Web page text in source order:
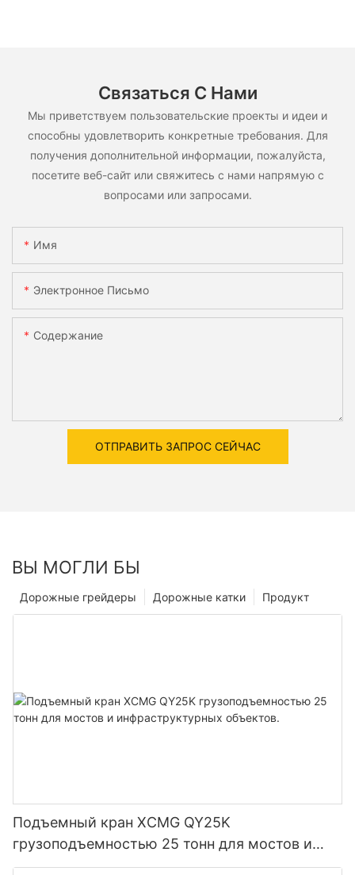
Связаться С Нами
Мы приветствуем пользовательские проекты и идеи и
способны удовлетворить конкретные требования. Для
получения дополнительной информации, пожалуйста,
посетите веб-сайт или свяжитесь с нами напрямую с
вопросами или запросами.
Имя
Электронное Письмо
Содержание
ОТПРАВИТЬ ЗАПРОС СЕЙЧАС
ВЫ МОГЛИ БЫ
Продукт
Дорожные катки
Дорожные грейдеры
Подъемный кран XCMG QY25K
грузоподъемностью 25 тонн для мостов и
инфраструктурных объектов.